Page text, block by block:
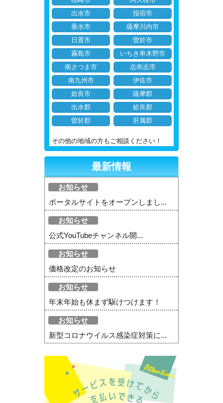
出水市
指宿市
垂水市
薩摩川内市
日置市
曽於市
霧島市
いちき串木野市
南さつま市
志布志市
南九州市
伊佐市
姶良市
薩摩郡
出水郡
姶良郡
曽於郡
肝属郡
その他の地域の方もご相談ください！
最新情報
お知らせ
ポータルサイトをオープンしまし...
お知らせ
公式YouTubeチャンネル開...
お知らせ
価格改定のお知らせ
お知らせ
年末年始も休まず駆けつけます！
お知らせ
新型コロナウイルス感染症対策に...